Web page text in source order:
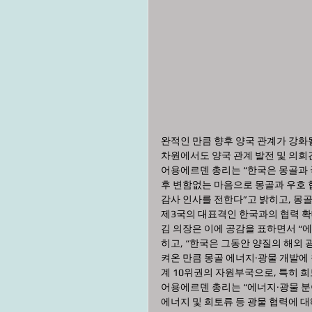
완적인 만큼 향후 양국 관계가 강
차원에서도 양국 관계 발전 및 의
어용에르덴 총리는 “한국은 몽골
후 변함없는 마음으로 몽골과 우호
감사 인사를 전한다”고 밝히고, 몽
제3국의 대표격인 한국과의 협력
김 의장은 이에 공감을 표하면서 “
히고, “한국은 그동안 양질의 해외
켜온 만큼 몽골 에너지·광물 개발
계 10위권의 자원부국으로, 특히
어용에르덴 총리는 “에너지·광물
에너지 및 희토류 등 광물 협력에